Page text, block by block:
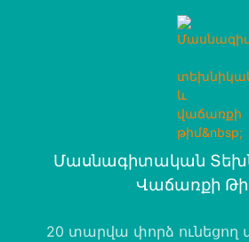
Մասնագիտական
Վաճառքի
20 տարվա փորձ